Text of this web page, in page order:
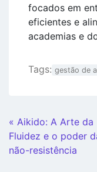
focados em
eficientes e
academias e
Tags: gestão de
Continue
Lendo
« Aikido: A Arte da
Fluidez e o poder
não-resistência